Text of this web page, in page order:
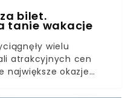
bilet.
tanie wakacje
wielu
atrakcyjnych cen
największe okazje